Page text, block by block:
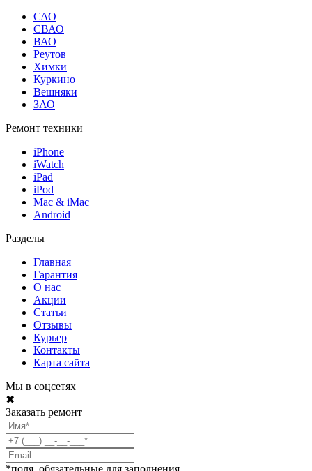
САО
СВАО
ВАО
Реутов
Химки
Куркино
Вешняки
ЗАО
Ремонт техники
iPhone
iWatch
iPad
iPod
Mac & iMac
Android
Разделы
Главная
Гарантия
О нас
Акции
Статьи
Отзывы
Курьер
Контакты
Карта сайта
Мы в соцсетях
✖
Заказать ремонт